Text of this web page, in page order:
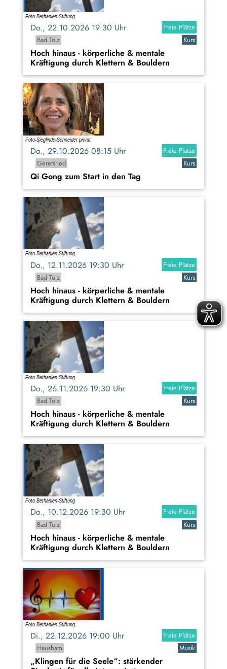
Do., 22.10.2026 19:30 Uhr
Freie Plätze
Bad Tölz
Kurs
Hoch hinaus - körperliche & mentale
Kräftigung durch Klettern & Bouldern
Do., 29.10.2026 08:15 Uhr
Freie Plätze
Geretsried
Kurs
Qi Gong zum Start in den Tag
Do., 12.11.2026 19:30 Uhr
Freie Plätze
Bad Tölz
Kurs
Hoch hinaus - körperliche & mentale
Kräftigung durch Klettern & Bouldern
Do., 26.11.2026 19:30 Uhr
Freie Plätze
Bad Tölz
Kurs
Hoch hinaus - körperliche & mentale
Kräftigung durch Klettern & Bouldern
Do., 10.12.2026 19:30 Uhr
Freie Plätze
Bad Tölz
Kurs
Hoch hinaus - körperliche & mentale
Kräftigung durch Klettern & Bouldern
Di., 22.12.2026 19:00 Uhr
Freie Plätze
Hausham
Musik
„Klingen für die Seele“: stärkender